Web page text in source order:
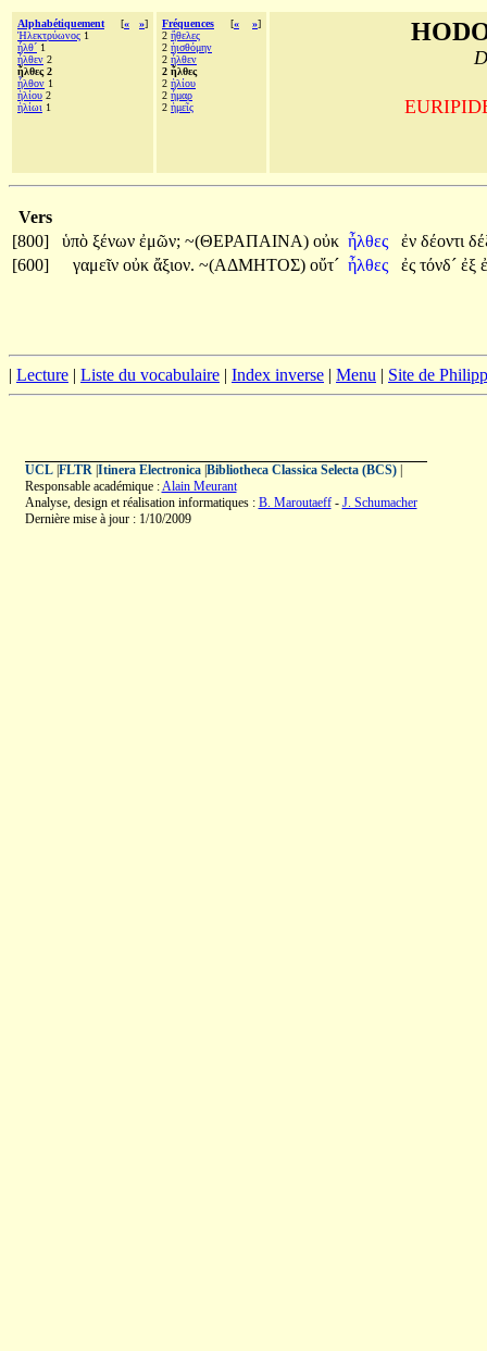
Alphabétiquement [« »]
Ἠλεκτρύωνος 1
ἦλθ´ 1
ἦλθεν 2
ἦλθες 2
ἦλθον 1
ἡλίου 2
ἡλίωι 1
Fréquences [« »]
2 ἤθελες
2 ἠισθόμην
2 ἦλθεν
2 ἦλθες
2 ἡλίου
2 ἦμαρ
2 ἡμεῖς
Vers
[800]
ὑπὸ ξένων ἐμῶν; ~(ΘΕΡΑΠΑΙΝΑ) οὐκ ἦλθες ἐν δέοντι
[600]
γαμεῖν οὐκ ἄξιον. ~(ΑΔΜΗΤΟΣ) οὔτ´ ἦλθες ἐς τόνδ´ ἐξ
| Lecture | Liste du vocabulaire | Index inverse | Menu | Site de
UCL| FLTR| Itinera Electronica| Bibliotheca Classica Selecta (BCS)|
Responsable académique :Alain Meurant
Analyse, design et réalisation informatiques : B. Maroutaeff- J. Schumacher
Dernière mise à jour : 1/10/2009